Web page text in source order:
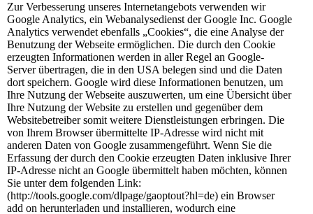
Zur Verbesserung unseres Internetangebots verwenden wir
Google Analytics, ein Webanalysedienst der Google Inc. Google
Analytics verwendet ebenfalls „Cookies“, die eine Analyse der
Benutzung der Webseite ermöglichen. Die durch den Cookie
erzeugten Informationen werden in aller Regel an Google-
Server übertragen, die in den USA belegen sind und die Daten
dort speichern. Google wird diese Informationen benutzen, um
Ihre Nutzung der Webseite auszuwerten, um eine Übersicht über
Ihre Nutzung der Website zu erstellen und gegenüber dem
Websitebetreiber somit weitere Dienstleistungen erbringen. Die
von Ihrem Browser übermittelte IP-Adresse wird nicht mit
anderen Daten von Google zusammengeführt. Wenn Sie die
Erfassung der durch den Cookie erzeugten Daten inklusive Ihrer
IP-Adresse nicht an Google übermittelt haben möchten, können
Sie unter dem folgenden Link:
(http://tools.google.com/dlpage/gaoptout?hl=de) ein Browser
add on herunterladen und installieren, wodurch eine